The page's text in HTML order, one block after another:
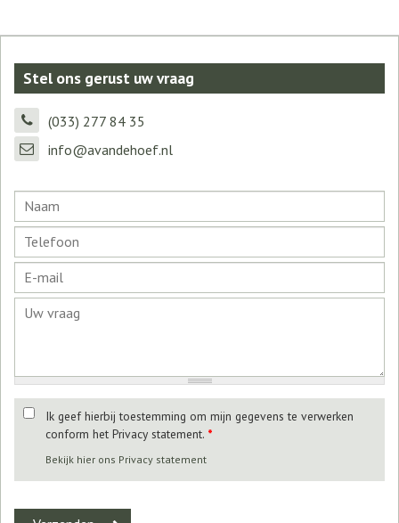
Stel ons gerust uw vraag
(033) 277 84 35
info@avandehoef.nl
Ik geef hierbij toestemming om mijn gegevens te verwerken
conform het Privacy statement. *
Bekijk hier ons Privacy statement